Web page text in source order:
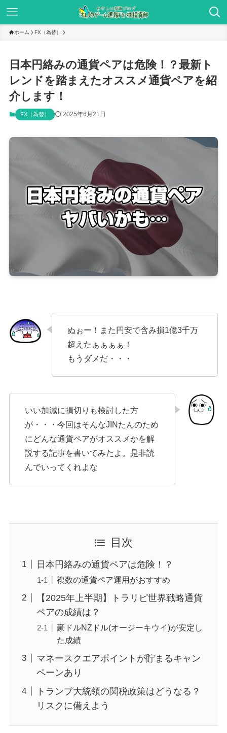
ホーム FX（為替）
日本円絡みの通貨ペアは危険！？最新ト
レンドを踏まえたオススメ通貨ペアを紹
介します！
FX（為替） 2025年6月21日
ぬぉー！また円安で含み損1億3千万
超えたぁぁぁぁ！
もうダメだ・・・
いい加減に損切りも検討した方
が・・・今回はそんなJINたんのため
にどんな通貨ペアがオススメかを解
説する記事を書いてみたよ。是非読
んでいってくれよな
目次
日本円絡みの通貨ペアは危険！？
複数の通貨ペア運用がおすすめ
【2025年上半期】トラリピ世界戦略通貨
ペアの成績は？
豪ドルNZドル(オージーキウイ)が安定し
た成績
マネースクエアポイントが貯まるキャン
ペーンあり
トランプ大統領の関税政策はどうなる？
リスクに備えよう